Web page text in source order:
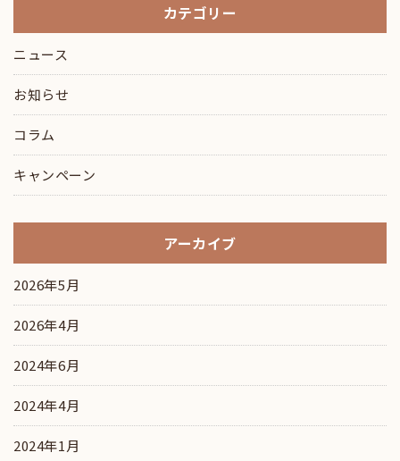
カテゴリー
ニュース
お知らせ
コラム
キャンペーン
アーカイブ
2026年5月
2026年4月
2024年6月
2024年4月
2024年1月